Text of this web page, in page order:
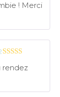
! Merci
rendez